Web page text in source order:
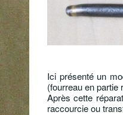
Ici présenté un
(fourreau en partie
Après cette
raccourcie ou